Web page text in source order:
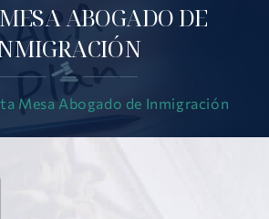
ABOGADO DE
Mesa Abogado de Inmigración